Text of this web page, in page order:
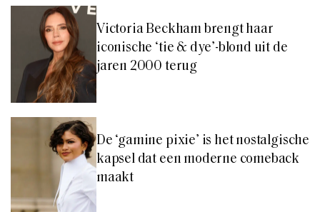
Victoria Beckham brengt haar
iconische ‘tie & dye’-blond uit de
jaren 2000 terug
De ‘gamine pixie’ is het nostalgische
kapsel dat een moderne comeback
maakt